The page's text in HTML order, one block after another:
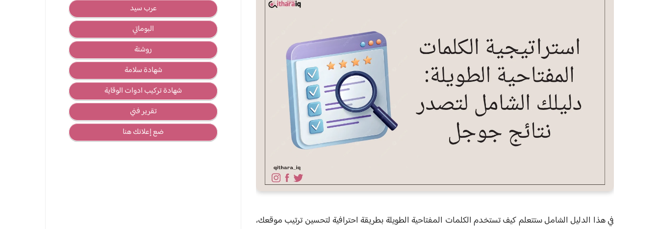
في هذا الدليل الشامل ستتعلم كيف تستخدم الكلمات المفتاحية الطويلة بطريقة احترافية لتحسين ترتيب موقعك،
عرب سيد
البوماتي
روشتة
شهادة سلامة
شهادة تركيب ادوات الوقاية
تقرير فني
ضع إعلانك هنا